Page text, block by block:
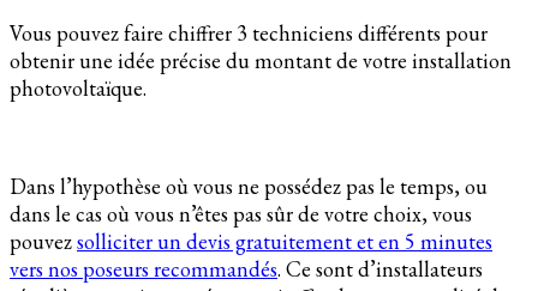
Vous pouvez faire chiffrer 3 techniciens différents pour
obtenir une idée précise du montant de votre installation
photovoltaïque.
Dans l’hypothèse où vous ne possédez pas le temps, ou
dans le cas où vous n’êtes pas sûr de votre choix, vous
pouvezsolliciter un devis gratuitement et en 5 minutes
vers nos poseurs recommandés. Ce sont d’installateurs